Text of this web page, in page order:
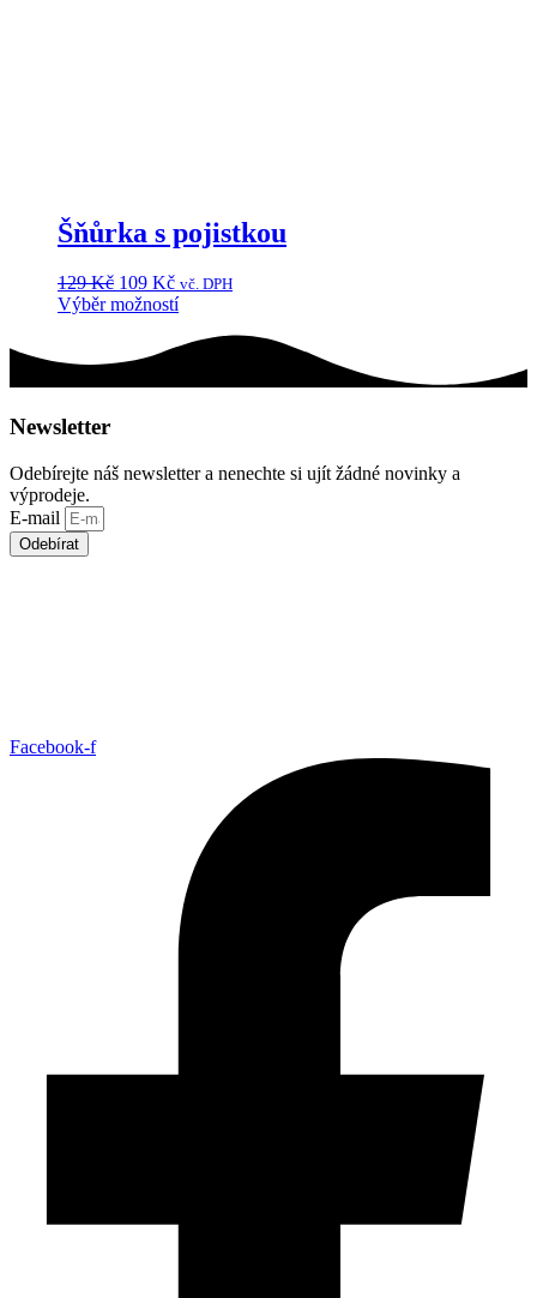
Šňůrka s pojistkou
129Kč Původní
cena
129 Kč.
109 KčAktuální
cena
109 Kč.
vč. DPH
Výběr možností
má
více
Možnosti
vybrat
na
stránce
produktu
Newsletter
Odebírejte náš newsletter a nenechte si ujít žádné novinky a
výprodeje.
E-mail
Odebírat
Facebook-f